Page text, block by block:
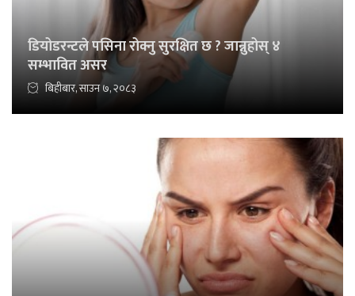
डियोडरन्टले पसिना रोक्नु सुरक्षित छ ? जान्नुहोस् ४
सम्भावित असर
बिहीबार, साउन ७, २०८३